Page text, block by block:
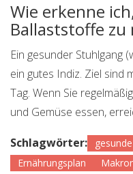
Wie erkenne
Ballaststoffe zu
Ein gesunder Stuhlgang
ein gutes Indiz. Ziel sind
Tag. Wenn Sie
und Gemüse essen,
Schlagwörter:
Ernährungsplan